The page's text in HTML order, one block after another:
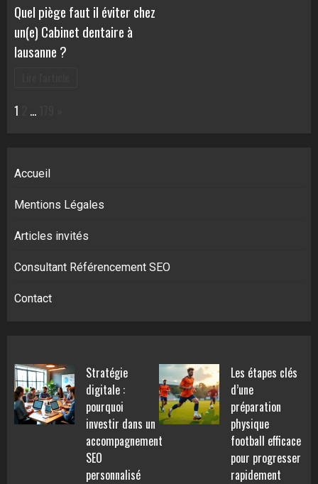
Quel piège faut il éviter chez
un(e) Cabinet dentaire à
lausanne ?
Page:
1 …
Accueil
Mentions Légales
Articles invités
Consultant Référencement SEO
Contact
Stratégie
digitale :
pourquoi
investir dans un
accompagnement
SEO
personnalisé
Les étapes clés
d’une
préparation
physique
football efficace
pour progresser
rapidement